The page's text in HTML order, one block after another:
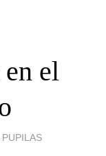
el
PUPILAS